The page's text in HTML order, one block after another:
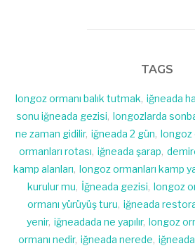
TAGS
longoz ormanı balık tutmak, iğneada
sonu iğneada gezisi, longozlarda
ne zaman gidilir, iğneada 2 gün, longoz
ormanları rotası, iğneada şarap,
kamp alanları, longoz ormanları kamp
kurulur mu, İğneada gezisi, longoz
ormanı yürüyüş turu, iğneada
yenir, iğneadada ne yapılır, longoz
ormanı nedir, iğneada nerede,